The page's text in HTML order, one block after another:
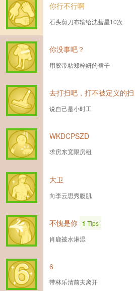
你行不行啊
石头剪刀布输给沈彗星10次
你没事吧？
用胶带粘郑梓妍的裙子
去打扫吧，打不被定义的扫
说自己是小时工
WKDCPSZD
求房东宽限房租
大卫
向李云思秀腹肌
不愧是你 1 Tips
肖鹿被水淋湿
6
带林乐清前夫离开